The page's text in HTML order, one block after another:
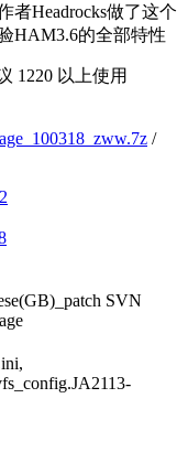
者Headrocks做了这个
HAM3.6的全部特性
1220 以上使用
/
SVN